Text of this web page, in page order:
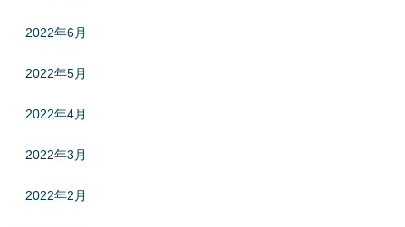
2022年6月
2022年5月
2022年4月
2022年3月
2022年2月